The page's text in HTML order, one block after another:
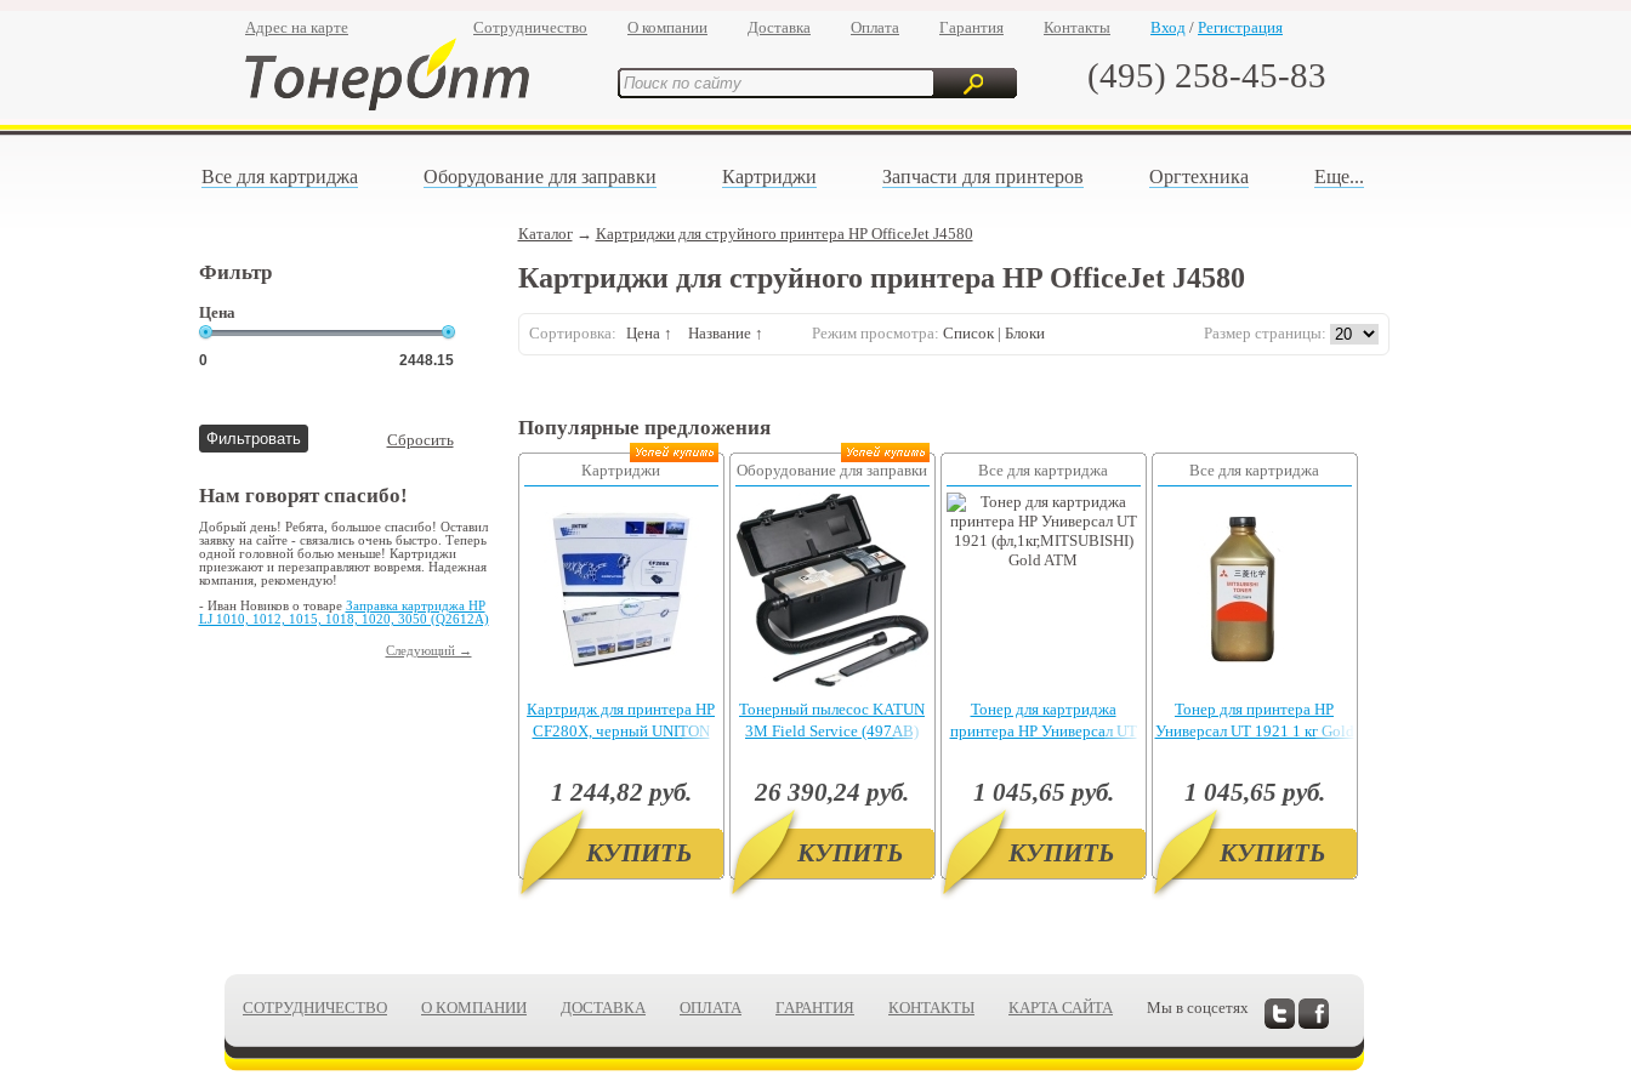
Адрес на карте Сотрудничество О компании Доставка Оплата Гарантия Контакты Вход / Регистрация
(495) 258-45-83
Все для картриджа Оборудование для заправки Картриджи Запчасти для принтеров Оргтехника Еще...
Фильтр
Цена
Сбросить
Нам говорят спасибо!
Добрый день! Ребята, большое спасибо! Оставил
заявку на сайте - связались очень быстро. Теперь
одной головной болью меньше! Картриджи
приезжают и перезаправляют вовремя. Надежная
компания, рекомендую!
- Иван Новиков о товаре Заправка картриджа HP
LJ 1010, 1012, 1015, 1018, 1020, 3050 (Q2612A)
Следующий →
Каталог→ Картриджи для струйного принтера HP OfficeJet J4580
Картриджи для струйного принтера HP OfficeJet J4580
Сортировка: Цена ↑ Название ↑ Режим просмотра: Список| Блоки Размер страницы:
Популярные предложения
Картриджи
Картридж для принтера HP
CF280X, черный UNITON
1 244,82 руб.
КУПИТЬ
Оборудование для заправки
Тонерный пылесос KATUN
3M Field Service (497AB)
26 390,24 руб.
КУПИТЬ
Все для картриджа
Тонер для картриджа
принтера HP Универсал UT
1 045,65 руб.
КУПИТЬ
Все для картриджа
Тонер для принтера HP
Универсал UT 1921 1 кг Gold
1 045,65 руб.
КУПИТЬ
СОТРУДНИЧЕСТВО О КОМПАНИИ ДОСТАВКА ОПЛАТА ГАРАНТИЯ КОНТАКТЫ КАРТА САЙТА Мы в соцсетях